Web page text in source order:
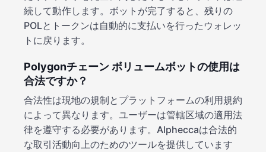
続して動作します。ボットが完了すると、残りの
POLとトークンは自動的に支払いを行ったウォレッ
トに戻ります。
Polygonチェーン ボリュームボットの使用は
合法ですか？
合法性は現地の規制とプラットフォームの利用規約
によって異なります。ユーザーは管轄区域の適用法
律を遵守する必要があります。Alpheccaは合法的
な取引活動向上のためのツールを提供しています